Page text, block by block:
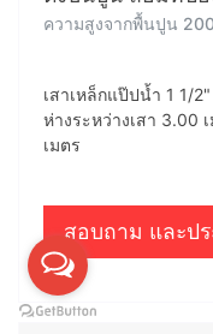
ความสูงจากพื้นปูน
เสาเหล็กแป๊ปน้ำ 1 1/
ห่างระหว่างเสา 3.00
เมตร
สอบถาม และป